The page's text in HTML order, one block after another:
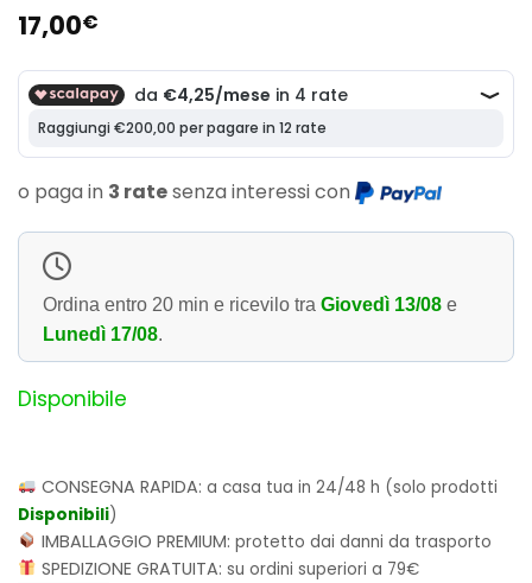
17,00€
o paga in 3 ratesenza interessi con
Ordina entro 20 min e ricevilo tra Giovedì 13/08 e
Lunedì 17/08.
Disponibile
CONSEGNA RAPIDA:a casa tua in 24/48 h (solo prodotti
Disponibili)
IMBALLAGGIO PREMIUM:protetto dai danni da trasporto
SPEDIZIONE GRATUITA:su ordini superiori a 79€